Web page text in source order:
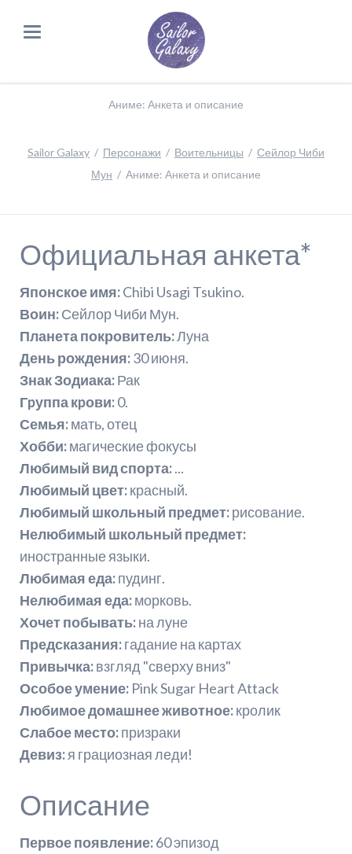
Аниме: Анкета и описание
Sailor Galaxy Персонажи Воительницы
Сейлор Чиби
Мун
Аниме: Анкета и описание
Официальная анкета*
Японское имя:Chibi Usagi Tsukino.
Воин:Сейлор Чиби Мун.
Планета покровитель:Луна
День рождения:30 июня.
Знак Зодиака:Рак
Гpуппа кpови:0.
Семья:мать, отец
Хобби:магические фокусы
Любимый вид спорта:...
Любимый цвет:красный.
Любимый школьный пpедмет:рисование.
Нелюбимый школьный пpедмет:
иностранные языки.
Любимая еда:пудинг.
Нелюбимая еда:морковь.
Хочет побывать:на луне
Предсказания:гадание на картах
Привычка:взгляд "сверху вниз"
Особое умение:Pink Sugar Heart Attack
Любимое домашнее животное:кролик
Слабое место:призраки
Девиз:я грациозная леди!
Описание
Первое появление:60 эпизод